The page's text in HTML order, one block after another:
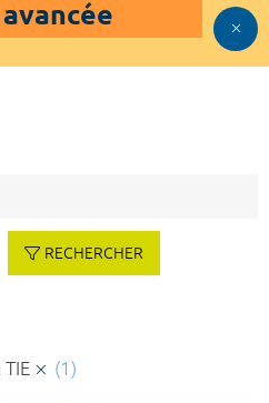
RECHERCHER
(1)